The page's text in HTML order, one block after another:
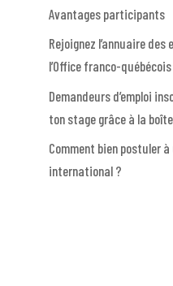
Avantages participants
Rejoignez l’annuaire
l’Office franco-
Demandeurs d’emploi
ton stage grâce à la boîte
Comment bien postuler
international ?